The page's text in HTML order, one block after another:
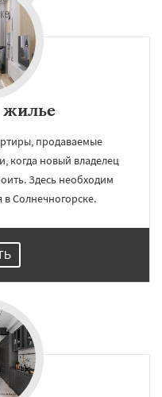
жилье
продаваемые
когда новый владелец
Здесь необходим
Солнечногорске.